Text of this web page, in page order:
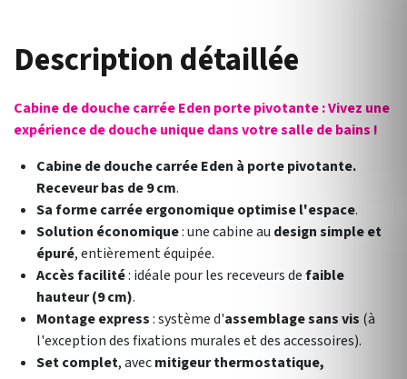
Description détaillée
Cabine de douche carrée Eden porte pivotante : Vivez une
expérience de douche unique dans votre salle de bains !
Cabine de douche carrée Eden à porte pivotante.
Receveur bas de 9 cm.
Sa forme carrée ergonomique optimise l'espace.
Solution économique: une cabine au design simple et
épuré, entièrement équipée.
Accès facilité: idéale pour les receveurs defaible
hauteur (9 cm).
Montage express: système d'assemblage sans vis (à
l'exception des fixations murales et des accessoires).
Set complet, avecmitigeur thermostatique,